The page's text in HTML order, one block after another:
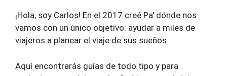
¡Hola, soy Carlos! En el 2017 creé Pa' dónde nos
vamos con un único objetivo: ayudar a miles de
viajeros a planear el viaje de sus sueños.
Aquí encontrarás guías de todo tipo y para